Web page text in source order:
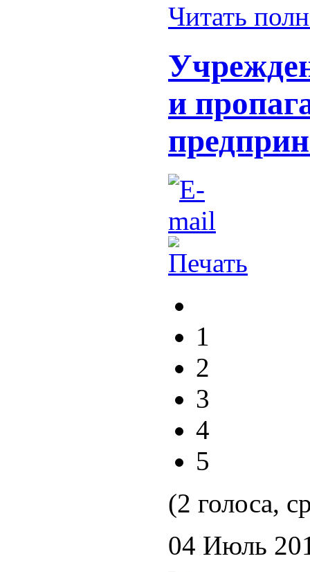
Читать
и
1
2
3
4
5
(2 голоса,
04 Июль